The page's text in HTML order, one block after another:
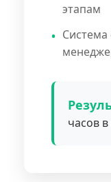
этапам
Система
часов